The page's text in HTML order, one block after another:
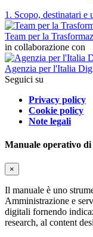
1. Scopo, destinatari e
Team per la
in collaborazione con
Agenzia per l'Italia
Seguici su
Privacy policy
Cookie policy
Note legali
Manuale operativo di
×
Il manuale è uno
Amministrazione e
digitali fornendo
research, al content